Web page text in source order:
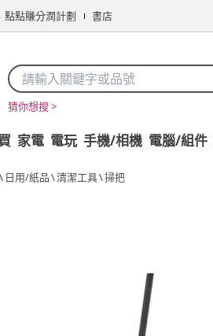
點點賺分潤計劃 書店
猜你想搜 >
家電 電玩 手機/相機 電腦/組件
\ 日用/紙品\清潔工具\掃把